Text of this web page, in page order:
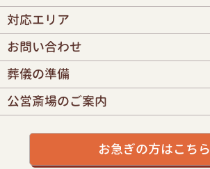
対応エリア
お問い合わせ
葬儀の準備
公営斎場のご案内
お急ぎの方はこちら